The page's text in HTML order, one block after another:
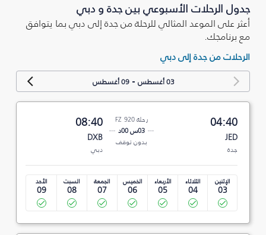
جدول الرحلات الأسبوعي بين جدة و دبي
أعثر على الموعد المثالي للرحلة من جدة إلى دبي بما يتوافق
مع برنامجك.
الرحلات من جدة إلى دبي
03 أغسطس -09 أغسطس
04:40
JED
جدة
رحلة FZ 920
03س 00د
بدون توقف
08:40
DXB
دبي
الإثنين
03
الثلاثاء
04
الأربعاء
05
الخميس
06
الجمعة
07
السبت
08
الأحد
09